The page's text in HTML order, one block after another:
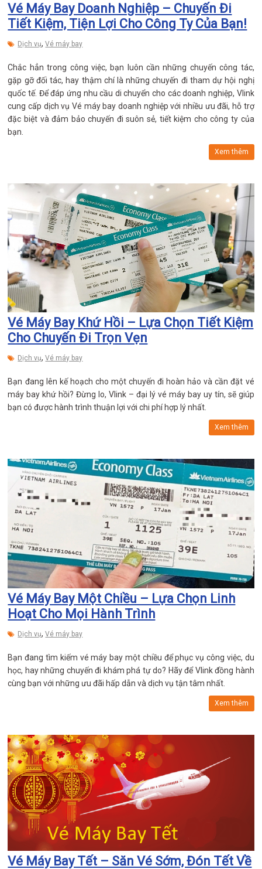
Vé Máy Bay Doanh Nghiệp – Chuyến Đi
Tiết Kiệm, Tiện Lợi Cho Công Ty Của Bạn!
Dịch vụ,Vé máy bay
Chắc hẳn trong công việc, bạn luôn cần những chuyến công tác,
gặp gỡ đối tác, hay thậm chí là những chuyến đi tham dự hội nghị
quốc tế. Để đáp ứng nhu cầu di chuyển cho các doanh nghiệp, Vlink
cung cấp dịch vụ Vé máy bay doanh nghiệp với nhiều ưu đãi, hỗ trợ
đặc biệt và đảm bảo chuyến đi suôn sẻ, tiết kiệm cho công ty của
bạn.
Xem thêm
Vé Máy Bay Khứ Hồi – Lựa Chọn Tiết Kiệm
Cho Chuyến Đi Trọn Vẹn
Dịch vụ,Vé máy bay
Bạn đang lên kế hoạch cho một chuyến đi hoàn hảo và cần đặt vé
máy bay khứ hồi? Đừng lo, Vlink – đại lý vé máy bay uy tín, sẽ giúp
bạn có được hành trình thuận lợi với chi phí hợp lý nhất.
Xem thêm
Vé Máy Bay Một Chiều – Lựa Chọn Linh
Hoạt Cho Mọi Hành Trình
Dịch vụ,Vé máy bay
Bạn đang tìm kiếm vé máy bay một chiều để phục vụ công việc, du
học, hay những chuyến đi khám phá tự do? Hãy để Vlink đồng hành
cùng bạn với những ưu đãi hấp dẫn và dịch vụ tận tâm nhất.
Xem thêm
Vé Máy Bay Tết – Săn Vé Sớm, Đón Tết Về